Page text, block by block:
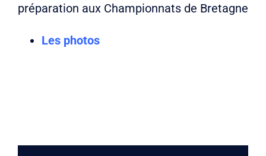
préparation aux Championnats de Bretagne
Les photos